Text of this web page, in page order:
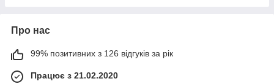
Про нас
99% позитивних з 126 відгуків за рік
Працює з 21.02.2020